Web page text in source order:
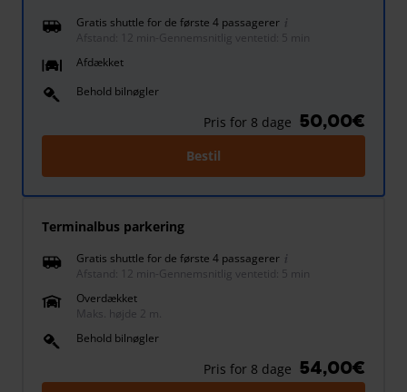
Gratis shuttle for de første 4 passagerer
Afstand: 12 min
Gennemsnitlig ventetid: 5 min
Afdækket
Behold bilnøgler
Pris for 8 dage 50,00€
Bestil
Terminalbus parkering
Gratis shuttle for de første 4 passagerer
Afstand: 12 min Gennemsnitlig ventetid: 5 min
Overdækket
Maks. højde 2 m.
Behold bilnøgler
Pris for 8 dage 54,00€